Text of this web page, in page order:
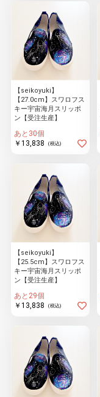
【seikoyuki】
【27.0cm】スワロフス
キー宇宙海月スリッポ
ン【受注生産】
あと30個
￥13,838
(税込)
【seikoyuki】
【25.5cm】スワロフス
キー宇宙海月スリッポ
ン【受注生産】
あと29個
￥13,838
(税込)